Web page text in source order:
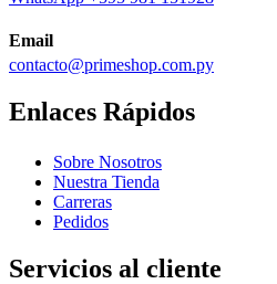
Email
contacto@primeshop.com.py
Enlaces Rápidos
Sobre Nosotros
Nuestra Tienda
Carreras
Pedidos
Servicios al cliente